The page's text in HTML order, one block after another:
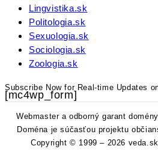
Lingvistika.sk
Politologia.sk
Sexuologia.sk
Sociologia.sk
Zoologia.sk
Subscribe Now for Real-time Updates
[mc4wp_form]
Webmaster a odborný garant
Doména je súčasťou projektu
Copyright © 1999 – 2026